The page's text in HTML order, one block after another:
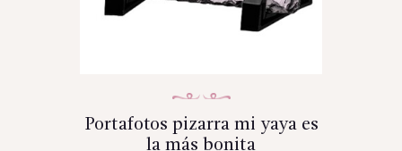
Portafotos pizarra mi yaya es
la más bonita